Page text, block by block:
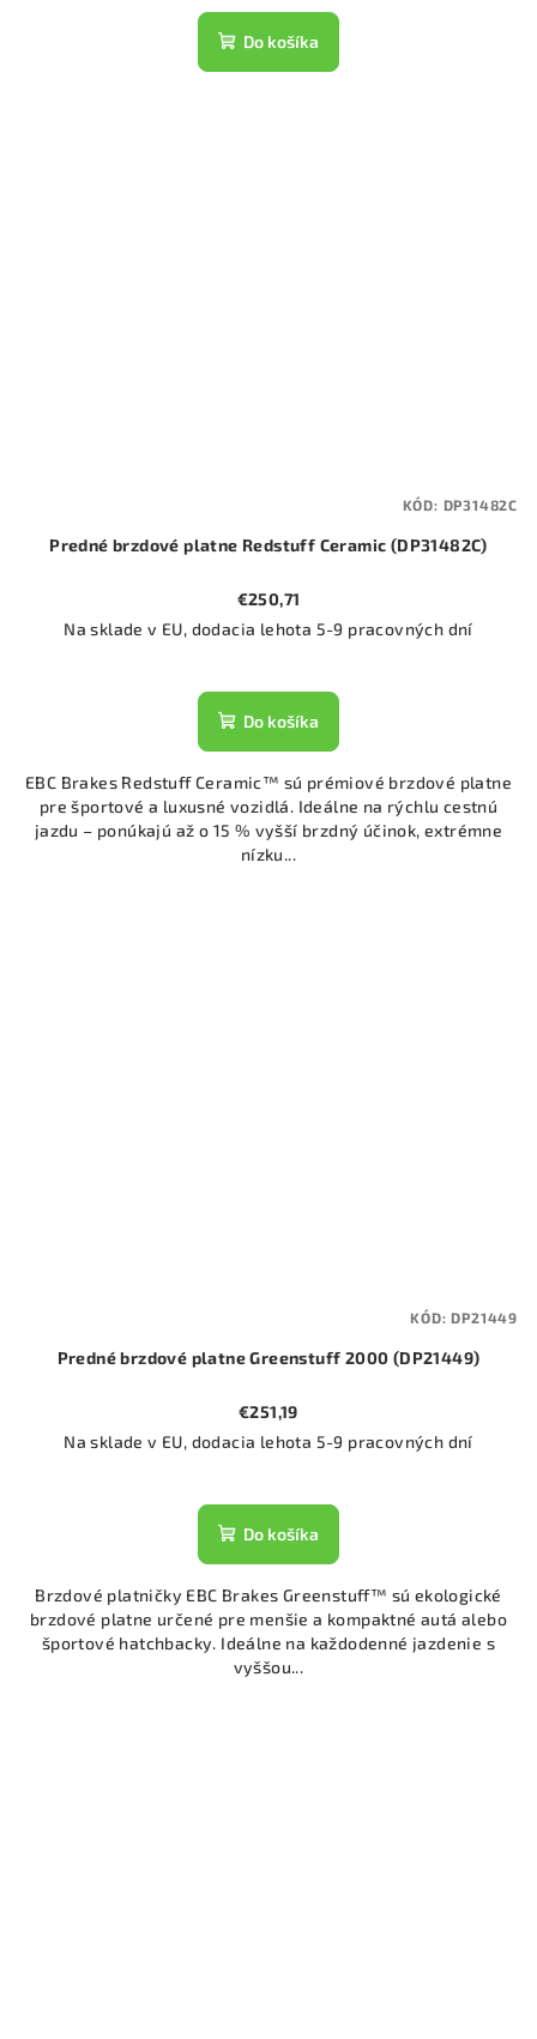
Do košíka
Predné brzdové platne Redstuff Ceramic (DP31482C)
€250,71
Na sklade v EU, dodacia lehota 5-9 pracovných dní
Do košíka
EBC Brakes Redstuff Ceramic™ sú prémiové brzdové platne
pre športové a luxusné vozidlá. Ideálne na rýchlu cestnú
jazdu – ponúkajú až o 15 % vyšší brzdný účinok, extrémne
nízku...
KÓD: DP31482C
Predné brzdové platne Greenstuff 2000 (DP21449)
€251,19
Na sklade v EU, dodacia lehota 5-9 pracovných dní
Do košíka
Brzdové platničky EBC Brakes Greenstuff™ sú ekologické
brzdové platne určené pre menšie a kompaktné autá alebo
športové hatchbacky. Ideálne na každodenné jazdenie s
vyššou...
KÓD:DP21449